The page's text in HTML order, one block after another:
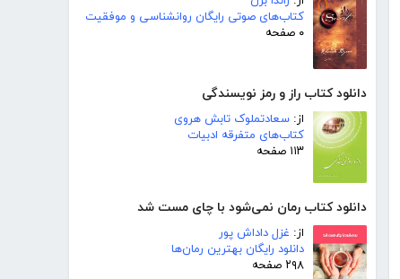
کتاب‌های صوتی رایگان روانشناسی و موفقیت
۰ صفحه
دانلود کتاب راز و رمز نویسندگی
از: سعادتملوک تابش هروی
کتاب‌های متفرقه ادبیات
۱۱۳ صفحه
دانلود کتاب رمان نمی‌شود با چای مست شد
از: غزل داداش پور
دانلود رایگان بهترین رمان‌ها
۲۹۸ صفحه